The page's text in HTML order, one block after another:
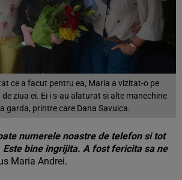
ce a facut pentru ea, Maria a vizitat-o pe
de ziua ei. Ei i s-au alaturat si alte manechine
garda, printre care Dana Savuica.
numerele noastre de telefon si tot
bine ingrijita. A fost fericita sa ne
Maria Andrei.